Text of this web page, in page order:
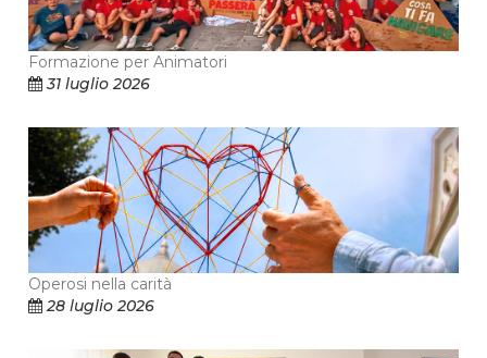
Formazione per Animatori
31 luglio 2026
Operosi nella carità
28 luglio 2026